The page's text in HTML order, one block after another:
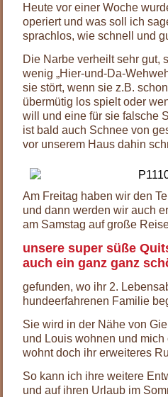
Heute vor einer Woche
operiert und was soll ich
sprachlos, wie schnell und
Die Narbe verheilt sehr gut,
wenig „Hier-und-Da-
sie stört, wenn sie z.B.
übermütig los spielt oder
will und eine für sie falsche
ist bald auch Schnee von
vor unserem Haus dahin
Am Freitag haben wir den
und dann werden wir auch
am Samstag auf große
unsere super süße
auch ein ganz ganz
gefunden, wo ihr 2.
hundeerfahrenen Familie
Sie wird in der Nähe von
und Louis wohnen und mich
wohnt doch ihr erweiteres
So kann ich ihre weitere
und auf ihren Urlaub im